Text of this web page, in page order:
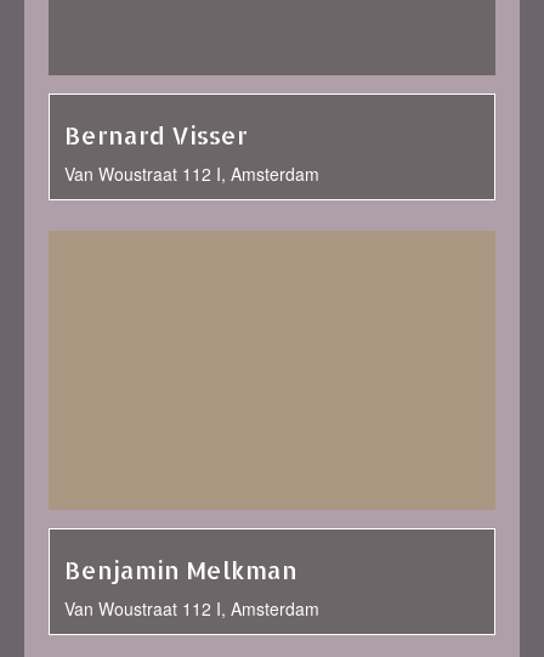
Bernard Visser
Van Woustraat 112 I, Amsterdam
Benjamin Melkman
Van Woustraat 112 I, Amsterdam